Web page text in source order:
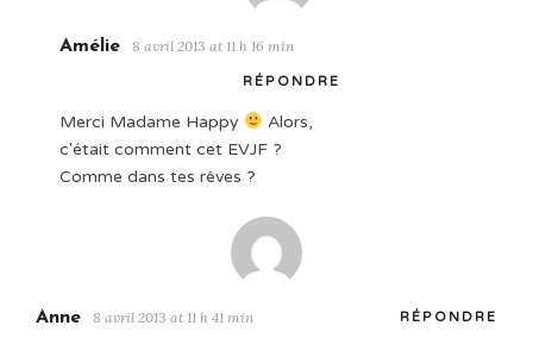
Amélie 8 avril 2013 at 11 h 16 min
RÉPONDRE
Merci Madame Happy
Alors,
c'était comment cet EVJF ?
Comme dans tes rêves ?
Anne 8 avril 2013 at 11 h 41 min RÉPONDRE